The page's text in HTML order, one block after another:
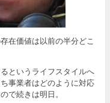
在価値は以前の半分どこ
というライフスタイルへ
事業者はどのように対応
で続きは明日。